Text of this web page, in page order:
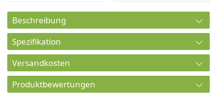
Beschreibung
Spezifikation
Versandkosten
Produktbewertungen